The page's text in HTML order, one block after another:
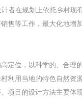
者在规划上依托乡村
售等工作，最大化地
定位，以科学的、合
利用当地的特色自然
项目的设计方法主要